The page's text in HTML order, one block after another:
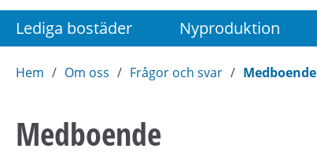
Stockholm
AB
Lediga bostäder Nyproduktion
Hem Om oss Frågor och svar Medboende
Medboende